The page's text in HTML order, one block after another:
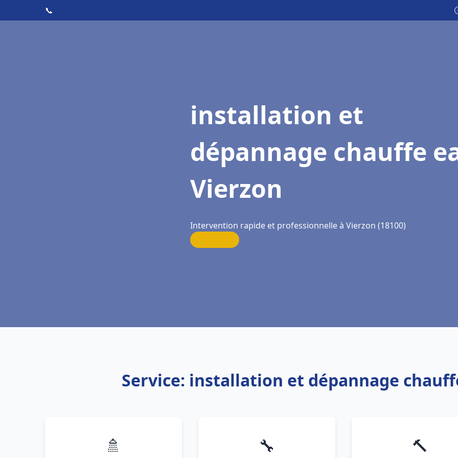
📞
installation et
dépannage chauffe
Vierzon
Intervention rapide et professionnelle à Vierzon (18100)
Service: installation et dépannage
🚿 🔧 🔨